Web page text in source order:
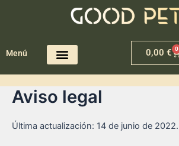
Menú 0,00 € 0
Aviso legal
Última actualización: 14 de junio de 2022.